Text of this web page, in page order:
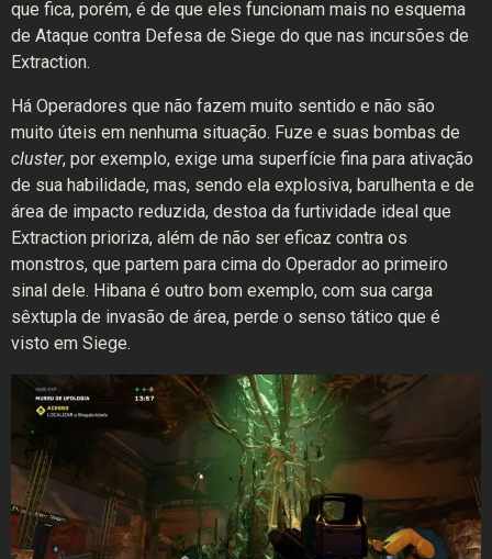
que fica, porém, é de que eles funcionam mais no esquema
de Ataque contra Defesa de Siege do que nas incursões de
Extraction.
Há Operadores que não fazem muito sentido e não são
muito úteis em nenhuma situação. Fuze e suas bombas de
cluster, por exemplo, exige uma superfície fina para ativação
de sua habilidade, mas, sendo ela explosiva, barulhenta e de
área de impacto reduzida, destoa da furtividade ideal que
Extraction prioriza, além de não ser eficaz contra os
monstros, que partem para cima do Operador ao primeiro
sinal dele. Hibana é outro bom exemplo, com sua carga
sêxtupla de invasão de área, perde o senso tático que é
visto em Siege.